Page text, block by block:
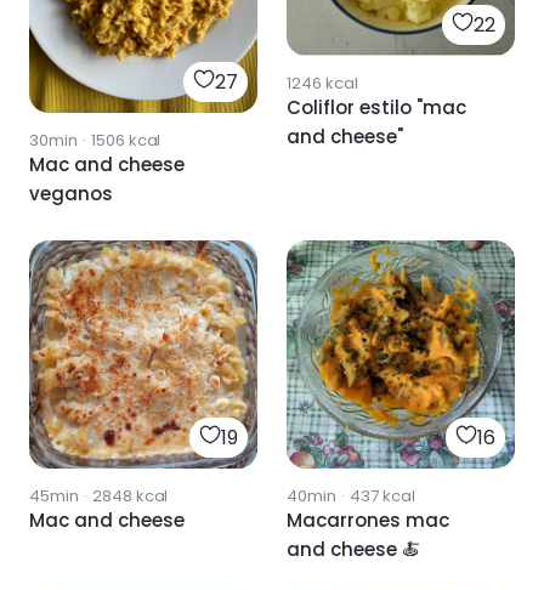
27
30min · 1506 kcal
Mac and cheese
veganos
22
1246 kcal
Coliflor estilo "mac
and cheese"
19
45min · 2848 kcal
Mac and cheese
16
40min · 437kcal
Macarrones mac
and cheese 🍝